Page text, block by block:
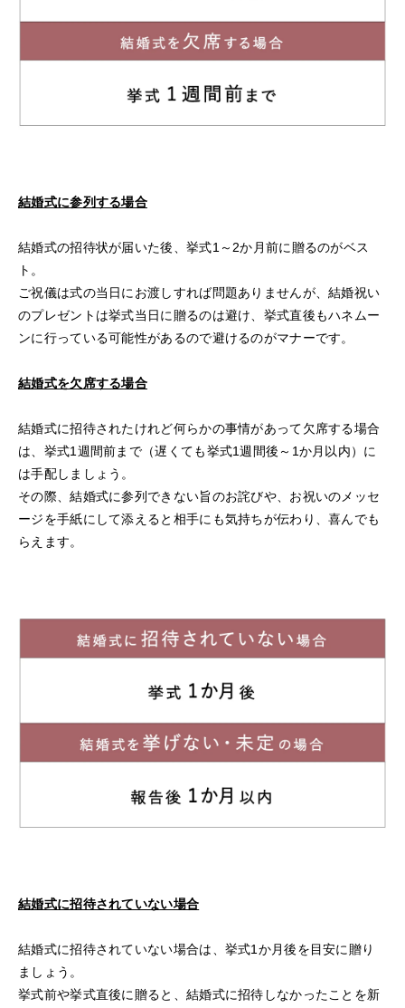
結婚式に参列する場合
結婚式の招待状が届いた後、挙式1～2か月前に贈るのがベス
ト。
ご祝儀は式の当日にお渡しすれば問題ありませんが、結婚祝い
のプレゼントは挙式当日に贈るのは避け、挙式直後もハネムー
ンに行っている可能性があるので避けるのがマナーです。
結婚式を欠席する場合
結婚式に招待されたけれど何らかの事情があって欠席する場合
は、挙式1週間前まで（遅くても挙式1週間後～1か月以内）に
は手配しましょう。
その際、結婚式に参列できない旨のお詫びや、お祝いのメッセ
ージを手紙にして添えると相手にも気持ちが伝わり、喜んでも
らえます。
結婚式に招待されていない場合
結婚式に招待されていない場合は、挙式1か月後を目安に贈り
ましょう。
挙式前や挙式直後に贈ると、結婚式に招待しなかったことを新